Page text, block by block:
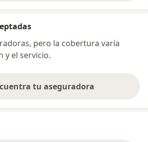
pero la cobertura varía
y el servicio.
tu aseguradora